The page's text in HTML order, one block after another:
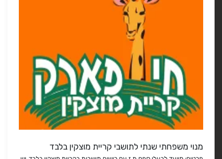
מנוי משפחתי שנתי לתושבי קריית מוצקין בלבד